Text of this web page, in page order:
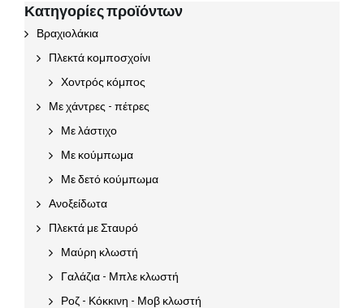
Κατηγορίες προϊόντων
Βραχιολάκια
Πλεκτά κομποσχοίνι
Χοντρός κόμπος
Με χάντρες - πέτρες
Με λάστιχο
Με κούμπωμα
Με δετό κούμπωμα
Ανοξείδωτα
Πλεκτά με Σταυρό
Μαύρη κλωστή
Γαλάζια - Μπλε κλωστή
Ροζ - Κόκκινη - Μοβ κλωστή